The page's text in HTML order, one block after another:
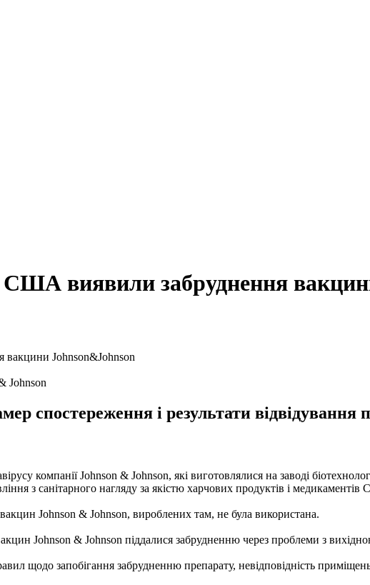
США виявили забруднення
Johnson
спостереження і результати відвідування
компанії Johnson & Johnson, які виготовлялися на заводі
з санітарного нагляду за якістю харчових продуктів і
Johnson & Johnson, вироблених там, не була використана.
Johnson & Johnson піддалися забрудненню через проблеми з
щодо запобігання забрудненню препарату, невідповідність